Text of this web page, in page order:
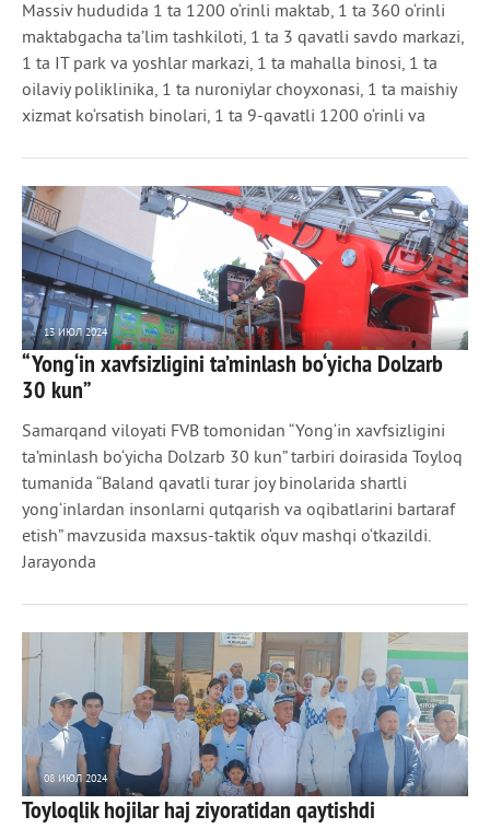
Massiv hududida 1 ta 1200 o‘rinli maktab, 1 ta 360 o‘rinli
maktabgacha ta’lim tashkiloti, 1 ta 3 qavatli savdo markazi,
1 ta IT park va yoshlar markazi, 1 ta mahalla binosi, 1 ta
oilaviy poliklinika, 1 ta nuroniylar choyxonasi, 1 ta maishiy
xizmat ko‘rsatish binolari, 1 ta 9-qavatli 1200 o‘rinli va
13 ИЮЛ 2024
629 0
“Yong‘in xavfsizligini ta’minlash bo‘yicha Dolzarb
30 kun”
Samarqand viloyati FVB tomonidan “Yong‘in xavfsizligini
ta’minlash bo‘yicha Dolzarb 30 kun” tarbiri doirasida Toyloq
tumanida “Baland qavatli turar joy binolarida shartli
yong‘inlardan insonlarni qutqarish va oqibatlarini bartaraf
etish” mavzusida maxsus-taktik o‘quv mashqi o‘tkazildi.
Jarayonda
08 ИЮЛ 2024
1 090 0
Toyloqlik hojilar haj ziyoratidan qaytishdi